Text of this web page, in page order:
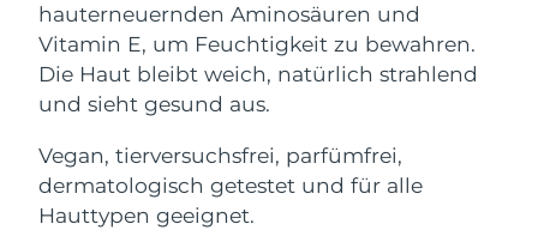
hauterneuernden Aminosäuren und
Vitamin E, um Feuchtigkeit zu bewahren.
Die Haut bleibt weich, natürlich strahlend
und sieht gesund aus.
Vegan, tierversuchsfrei, parfümfrei,
dermatologisch getestet und für alle
Hauttypen geeignet.